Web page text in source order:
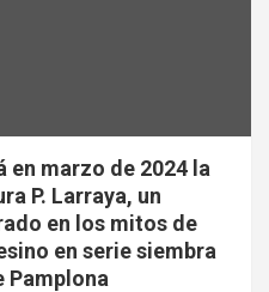
en marzo de 2024 la
P. Larraya, un
en los mitos de
en serie siembra
Pamplona